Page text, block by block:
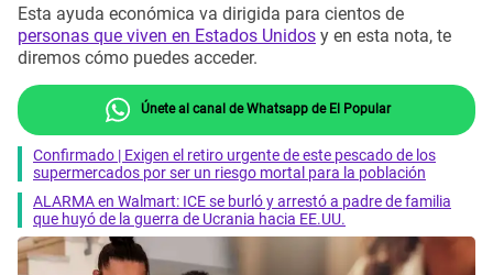
Esta ayuda económica va dirigida para cientos de
personas que viven en Estados Unidos y en esta nota, te
diremos cómo puedes acceder.
Únete al canal de Whatsapp de El Popular
Confirmado | Exigen el retiro urgente de este pescado de los
supermercados por ser un riesgo mortal para la población
ALARMA en Walmart: ICE se burló y arrestó a padre de familia
que huyó de la guerra de Ucrania hacia EE.UU.